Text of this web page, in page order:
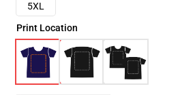
5XL
Print Location